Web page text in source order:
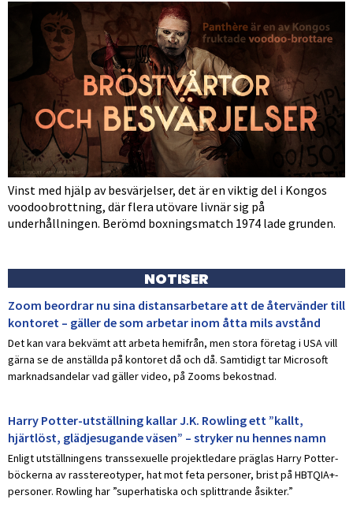
Vinst med hjälp av besvärjelser, det är en viktig del i Kongos
voodoobrottning, där flera utövare livnär sig på
underhållningen. Berömd boxningsmatch 1974 lade grunden.
NOTISER
Zoom beordrar nu sina distansarbetare att de återvänder till
kontoret – gäller de som arbetar inom åtta mils avstånd
Det kan vara bekvämt att arbeta hemifrån, men stora företag i USA vill
gärna se de anställda på kontoret då och då. Samtidigt tar Microsoft
marknadsandelar vad gäller video, på Zooms bekostnad.
Harry Potter-utställning kallar J.K. Rowling ett ”kallt,
hjärtlöst, glädjesugande väsen” – stryker nu hennes namn
Enligt utställningens transsexuelle projektledare präglas Harry Potter-
böckerna av rasstereotyper, hat mot feta personer, brist på HBTQIA+-
personer. Rowling har ”superhatiska och splittrande åsikter.”